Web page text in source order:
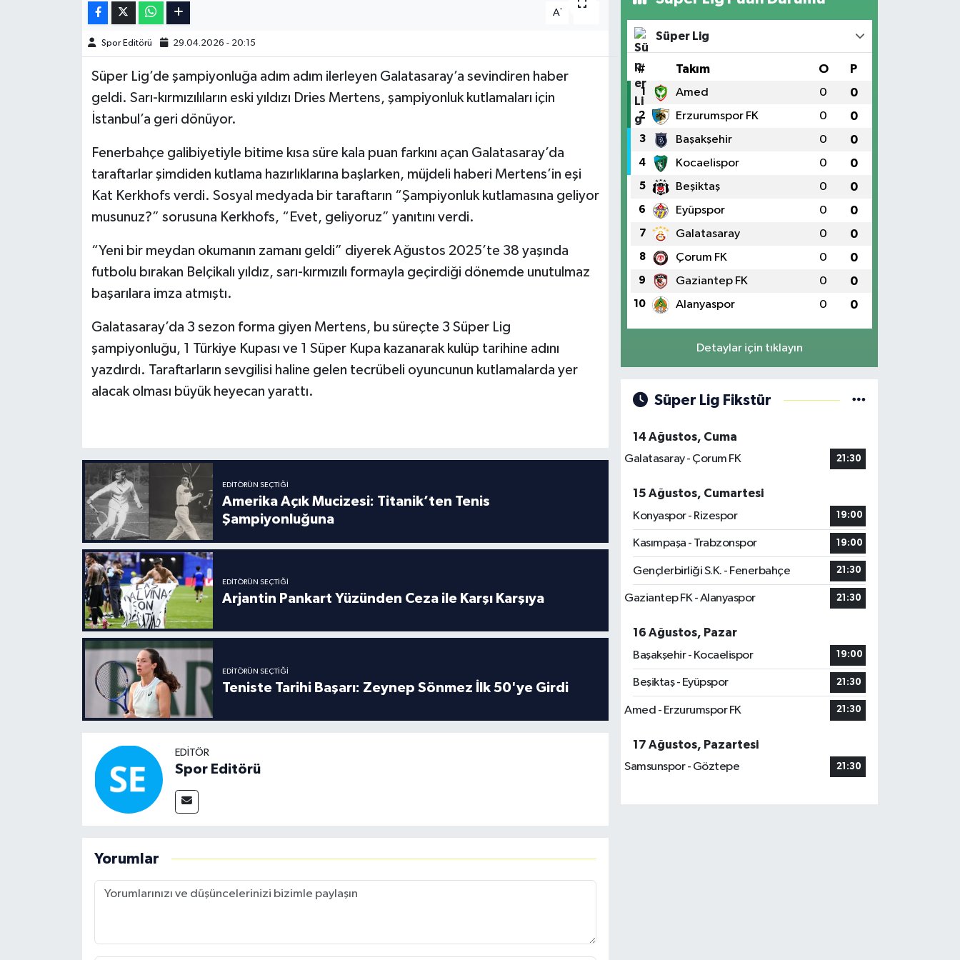
A-
Spor Editörü 29.04.2026 - 20:15
Süper Lig’de şampiyonluğa adım adım ilerleyen Galatasaray’a sevindiren haber
geldi. Sarı-kırmızılıların eski yıldızı Dries Mertens, şampiyonluk kutlamaları için
İstanbul’a geri dönüyor.
Fenerbahçe galibiyetiyle bitime kısa süre kala puan farkını açan Galatasaray’da
taraftarlar şimdiden kutlama hazırlıklarına başlarken, müjdeli haberi Mertens’in eşi
Kat Kerkhofs verdi. Sosyal medyada bir taraftarın “Şampiyonluk kutlamasına geliyor
musunuz?” sorusuna Kerkhofs, “Evet, geliyoruz” yanıtını verdi.
“Yeni bir meydan okumanın zamanı geldi” diyerek Ağustos 2025’te 38 yaşında
futbolu bırakan Belçikalı yıldız, sarı-kırmızılı formayla geçirdiği dönemde unutulmaz
başarılara imza atmıştı.
Galatasaray’da 3 sezon forma giyen Mertens, bu süreçte 3 Süper Lig
şampiyonluğu, 1 Türkiye Kupası ve 1 Süper Kupa kazanarak kulüp tarihine adını
yazdırdı. Taraftarların sevgilisi haline gelen tecrübeli oyuncunun kutlamalarda yer
alacak olması büyük heyecan yarattı.
EDITÖRÜN SEÇTIĞI
Amerika Açık Mucizesi: Titanik’ten Tenis
Şampiyonluğuna
EDITÖRÜN SEÇTIĞI
Arjantin Pankart Yüzünden Ceza ile Karşı Karşıya
EDITÖRÜN SEÇTIĞI
Teniste Tarihi Başarı: Zeynep Sönmez İlk 50'ye Girdi
EDITÖR
Spor Editörü
Yorumlar
Süper Lig
# Takım O P
1 Amed 0 0
2 Erzurumspor FK 0 0
3 Başakşehir 0 0
4 Kocaelispor 0 0
5 Beşiktaş 0 0
6 Eyüpspor 0 0
7 Galatasaray 0 0
8 Çorum FK 0 0
9 Gaziantep FK 0 0
10 Alanyaspor 0 0
Detaylar için tıklayın
Süper Lig Fikstür
14 Ağustos, Cuma
Galatasaray - Çorum FK
21:30
15 Ağustos, Cumartesi
Konyaspor - Rizespor
19:00
Kasımpaşa - Trabzonspor 19:00
Gençlerbirliği S.K. - Fenerbahçe 21:30
Gaziantep FK - Alanyaspor 21:30
16 Ağustos, Pazar
Başakşehir - Kocaelispor
19:00
Beşiktaş - Eyüpspor 21:30
Amed - Erzurumspor FK 21:30
17 Ağustos, Pazartesi
Samsunspor - Göztepe
21:30
İngiltere Premier Lig
İngiltere Premier Lig
Almanya Bundesliga
Fransa Ligue 1
Portekiz Ligi
Türkiye Basketbol Ligi
Kadınlar Basketbol Ligi
Formula 1
Atletizm
Hentbol
At Yarışı
Motor Sporları
Su Sporları
Futbolcular